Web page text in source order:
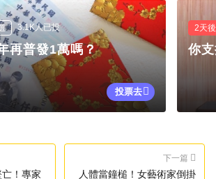
3.1K人已投
再普發1萬嗎？
投票去
2天
你
！專家
下一篇
人體當鐘槌！女藝術家倒掛